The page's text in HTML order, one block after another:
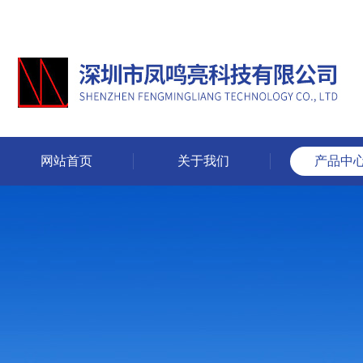
网站首页 关于我们 产品中